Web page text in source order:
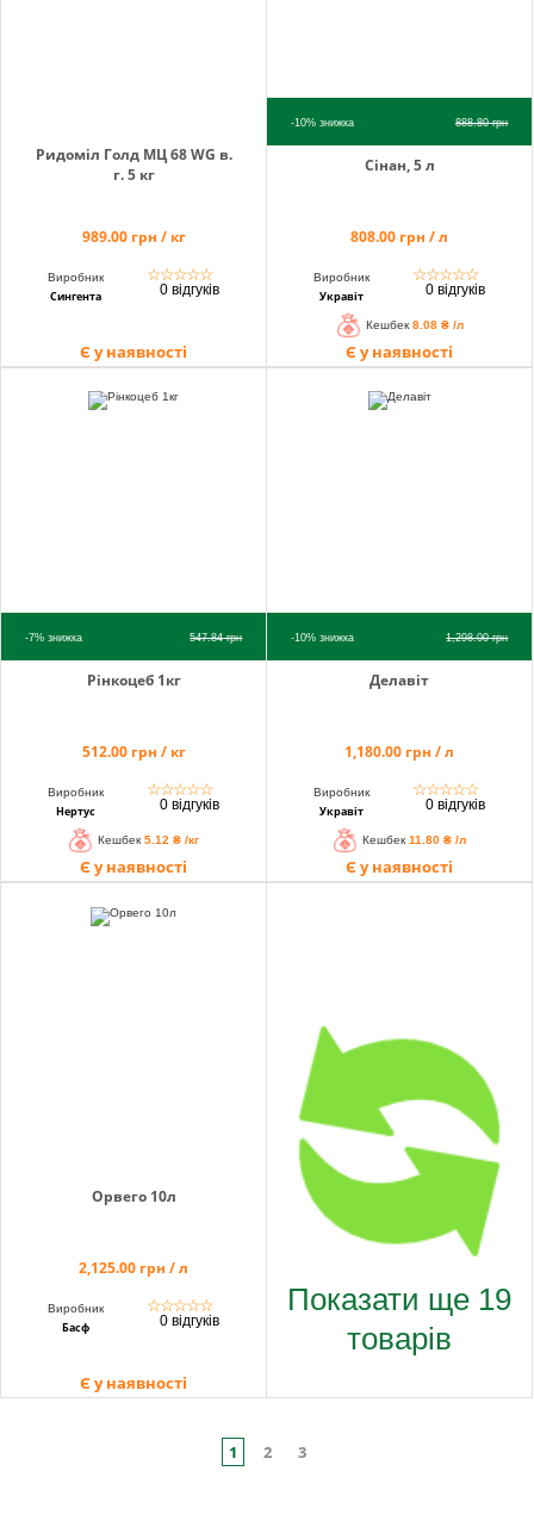
Ридоміл Голд МЦ 68 WG в.
г. 5 кг
989.00 грн / кг
Виробник
Сингента
☆☆☆☆☆
0 відгуків
Є у наявності
-10%знижка 888.80грн
Сінан, 5 л
808.00 грн / л
Виробник
Укравіт
☆☆☆☆☆
0 відгуків
Кешбек 8.08 ₴ /л
Є у наявності
-7%знижка 547.84грн
Рінкоцеб 1кг
512.00 грн / кг
Виробник
Нертус
☆☆☆☆☆
0 відгуків
Кешбек 5.12 ₴ /кг
Є у наявності
-10%знижка 1,298.00грн
Делавіт
1,180.00 грн / л
Виробник
Укравіт
☆☆☆☆☆
0 відгуків
Кешбек 11.80 ₴ /л
Є у наявності
Орвего 10л
2,125.00 грн / л
Виробник
Басф
☆☆☆☆☆
0 відгуків
Є у наявності
Показати ще 19
товарів
1 2 3